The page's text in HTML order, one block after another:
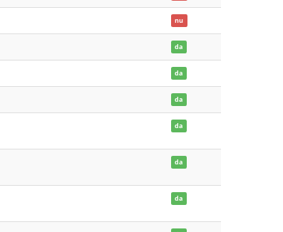
nu
da
da
da
da
da
da